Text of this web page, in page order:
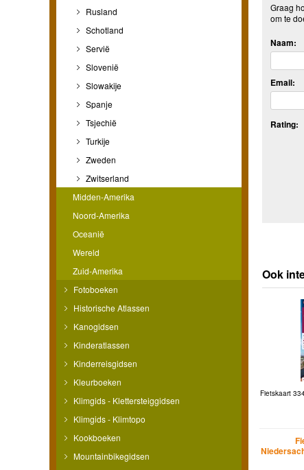
Rusland
Schotland
Servië
Slovenië
Slowakije
Spanje
Tsjechië
Turkije
Zweden
Zwitserland
Midden-Amerika
Noord-Amerika
Oceanië
Wereld
Zuid-Amerika
Fotoboeken
Historische Atlassen
Kanogidsen
Kinderatlassen
Kinderreisgidsen
Kleurboeken
Klimgids - Klettersteiggidsen
Klimgids - Klimtopo
Kookboeken
Mountainbikegidsen
Graag
om te
Naam:
Email:
Rating:
Ook
Fietskaart